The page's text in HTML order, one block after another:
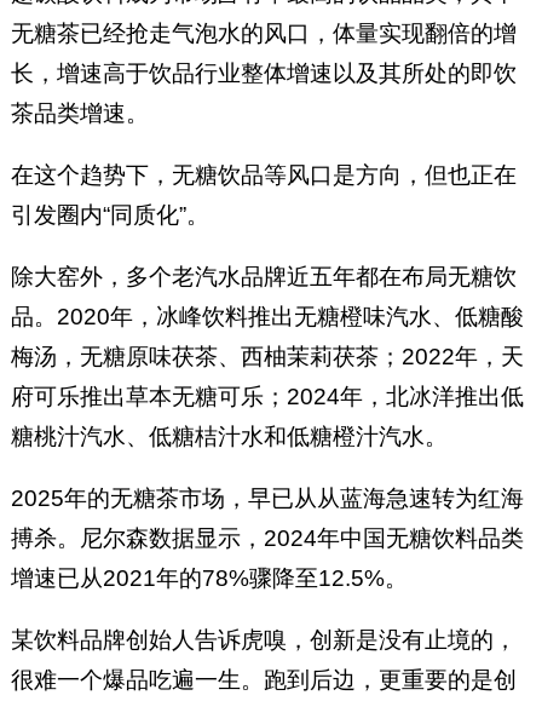
无糖茶已经抢走气泡水的风口，体量实现翻倍的增
长，增速高于饮品行业整体增速以及其所处的即饮
茶品类增速。
在这个趋势下，无糖饮品等风口是方向，但也正在
引发圈内“同质化”。
除大窑外，多个老汽水品牌近五年都在布局无糖饮
品。2020年，冰峰饮料推出无糖橙味汽水、低糖酸
梅汤，无糖原味茯茶、西柚茉莉茯茶；2022年，天
府可乐推出草本无糖可乐；2024年，北冰洋推出低
糖桃汁汽水、低糖桔汁水和低糖橙汁汽水。
2025年的无糖茶市场，早已从从蓝海急速转为红海
搏杀。尼尔森数据显示，2024年中国无糖饮料品类
增速已从2021年的78%骤降至12.5%。
某饮料品牌创始人告诉虎嗅，创新是没有止境的，
很难一个爆品吃遍一生。跑到后边，更重要的是创